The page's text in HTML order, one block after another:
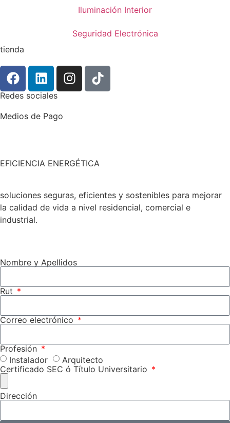
Iluminación Interior
Seguridad Electrónica
tienda
Redes sociales
Medios de Pago
EFICIENCIA ENERGÉTICA
soluciones seguras, eficientes y sostenibles para mejorar
la calidad de vida a nivel residencial, comercial e
industrial.
Nombre y Apellidos
Rut
Correo electrónico
Profesión
Instalador
Arquitecto
Certificado SEC ó Título Universitario
Dirección